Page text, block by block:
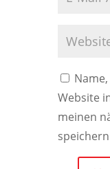
Website
meinen